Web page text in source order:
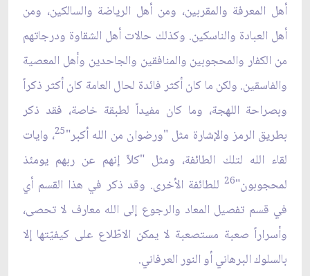
أهل المعرفة والمقربين، ومن أهل الرياضة والسالكين، ومن
أهل العبادة والناسكين. وكذلك حالات أهل الشقاوة ودرجاتهم
من الكفار والمحجوبين والمنافقين والجاحدين وأهل المعصية
والفاسقين. ولكن ما كان أكثر فائدة لحال العامة كان أكثر ذكراً
وبصراحة اللهجة، وما كان مفيداً لطبقة خاصة، فقد ذكر
بطريق الرمز والإشارة مثل "ورضوان من الله أكبر"25، وايات
لقاء الله لتلك الطائفة، ومثل "كلاّ إنهم عن ربهم يومئذ
لمحجوبون"26للطائفة الأخرى. وقد ذكر في هذا القسم أي
في قسم تفصيل المعاد والرجوع إلى الله معارف لا تحصى،
وأسراراً صعبة مستصعبة لا يمكن الاطّلاع على كيفيّتها إلا
بالسلوك البرهاني أو النور العرفاني.